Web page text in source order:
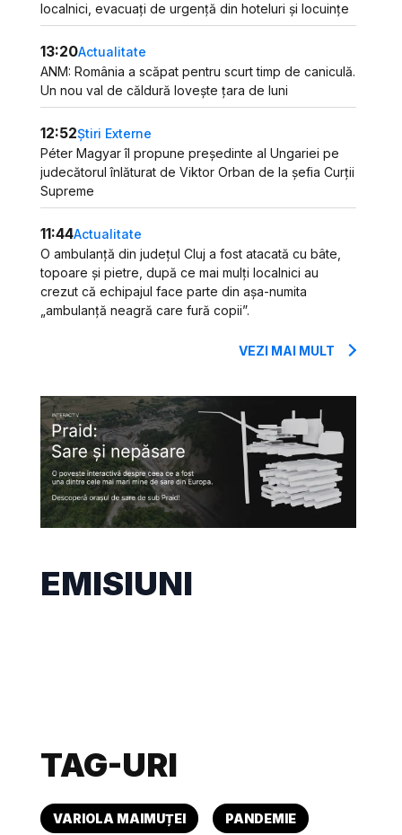
localnici, evacuați de urgență din hoteluri și locuințe
13:20Actualitate
ANM: România a scăpat pentru scurt timp de caniculă.
Un nou val de căldură lovește țara de luni
12:52Știri Externe
Péter Magyar îl propune președinte al Ungariei pe
judecătorul înlăturat de Viktor Orban de la șefia Curții
Supreme
11:44Actualitate
O ambulanță din județul Cluj a fost atacată cu bâte,
topoare și pietre, după ce mai mulți localnici au
crezut că echipajul face parte din așa-numita
„ambulanță neagră care fură copii”.
VEZI MAI MULT
EMISIUNI
TAG-URI
VARIOLA MAIMUȚEI PANDEMIE